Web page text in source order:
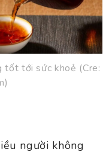
tốt tới sức khoẻ (Cre:
người không